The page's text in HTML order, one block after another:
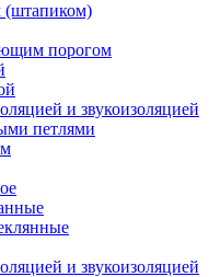
(штапиком)
порогом
и звукоизоляцией
петлями
и звукоизоляцией